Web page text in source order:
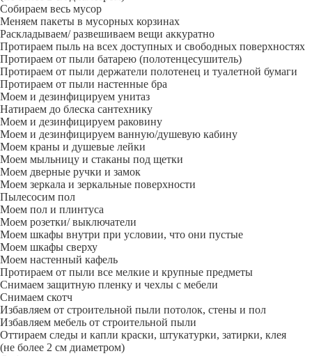
Собираем весь мусор
Меняем пакеты в мусорных корзинах
Раскладываем/ развешиваем вещи аккуратно
Протираем пыль на всех доступных и свободных поверхностях
Протираем от пыли батарею (полотенцесушитель)
Протираем от пыли держатели полотенец и туалетной бумаги
Протираем от пыли настенные бра
Моем и дезинфицируем унитаз
Натираем до блеска сантехнику
Моем и дезинфицируем раковину
Моем и дезинфицируем ванную/душевую кабину
Моем краны и душевые лейки
Моем мыльницу и стаканы под щетки
Моем дверные ручки и замок
Моем зеркала и зеркальные поверхности
Пылесосим пол
Моем пол и плинтуса
Моем розетки/ выключатели
Моем шкафы внутри при условии, что они пустые
Моем шкафы сверху
Моем настенный кафель
Протираем от пыли все мелкие и крупные предметы
Снимаем защитную пленку и чехлы с мебели
Снимаем скотч
Избавляем от строительной пыли потолок, стены и пол
Избавляем мебель от строительной пыли
Оттираем следы и капли краски, штукатурки, затирки, клея
(не более 2 см диаметром)